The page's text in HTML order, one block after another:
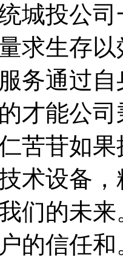
投公司
求生存
务通过
才能公
苦苷如
术设备
们的未
的信任